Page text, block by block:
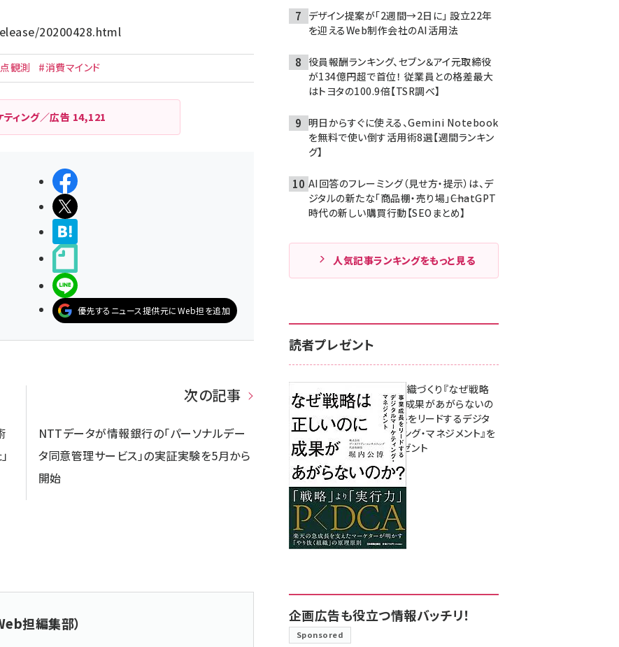
20200428.html
観測 #消費マインド
ティング／広告 14,121
シェアする
ポストする
LINEで送る
優先するニュース提供元にWeb担を追加
次の記事
NTTデータが情報銀行の「パーソナルデー
タ同意管理サービス」の実証実験を5月から
開始
担編集部）
デザイン提案が「2週間→2日に」 設立22年
を迎えるWeb制作会社のAI活用法
役員報酬ランキング、セブン＆アイ元取締役
が134億円超で首位！ 従業員との格差最大
はトヨタの100.9倍【TSR調べ】
明日からすぐに使える、Gemini Notebook
を無料で使い倒す活用術8選【週間ランキン
グ】
AI回答のフレーミング（見せ方・提示）は、デ
ジタルの新たな「商品棚・売り場」――ChatGPT
時代の新しい購買行動【SEOまとめ】
人気記事ランキングをもっと見る
読者プレゼント
成果を生む組織づくり『なぜ戦略
は正しいのに成果があがらないの
か？ 事業成長をリードするデジタ
ルマーケティング・マネジメント』を
3名様にプレゼント
8月7日 10:00
企画広告も役立つ情報バッチリ！
Sponsored